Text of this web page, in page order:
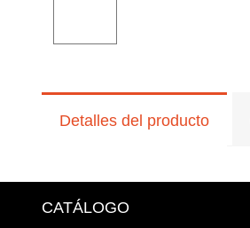
Detalles del producto
CATÁLOGO